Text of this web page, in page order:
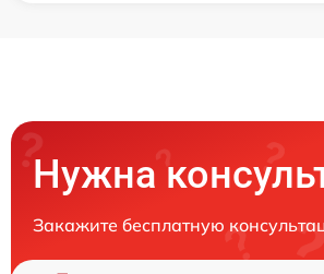
Нужна
Закажите бесплатную